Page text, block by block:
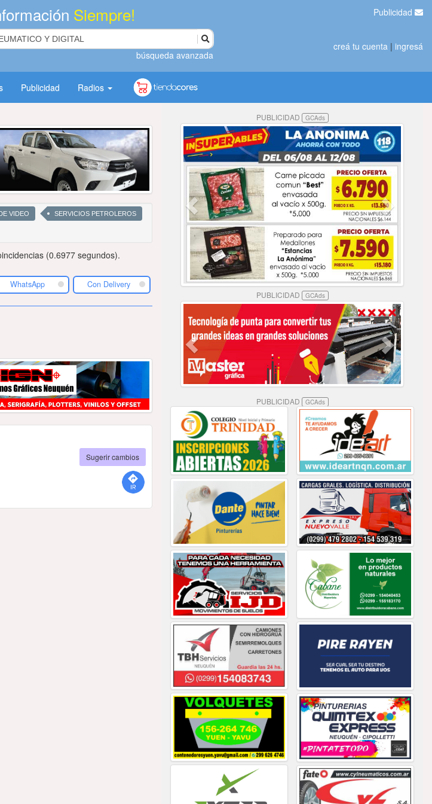
Siempre!
búsqueda avanzada
Publicidad
creá tu cuenta | ingresá
Publicidad Radios
VIDEO SERVICIOS PETROLEROS
(0.6977 segundos).
WhatsApp Con Delivery
Sugerir cambios
PUBLICIDAD GCAds
PUBLICIDAD GCAds
PUBLICIDAD GCAds